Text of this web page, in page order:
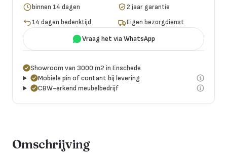
binnen 14 dagen
2 jaar garantie
14 dagen bedenktijd
Eigen bezorgdienst
Vraag het via WhatsApp
Showroom van 3000 m2 in Enschede
Mobiele pin of contant bij levering
CBW-erkend meubelbedrijf
Omschrijving